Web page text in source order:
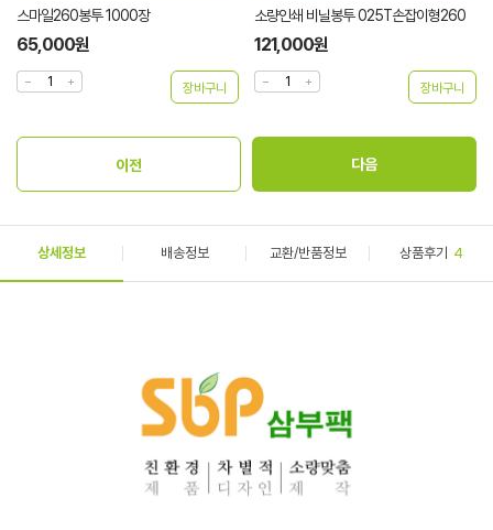
스마일260봉투 1000장
65,000원
소량인쇄 비닐봉투 025T손잡이형260
121,000원
상세정보 배송정보 교환/반품정보 상품후기 4